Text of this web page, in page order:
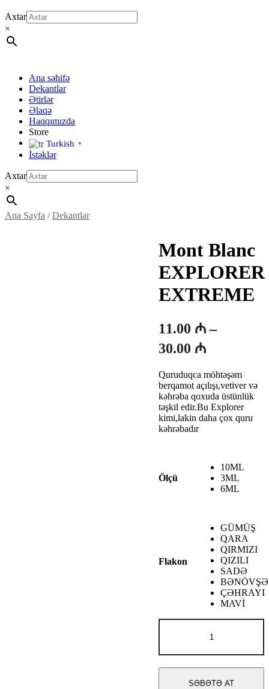
Axtar
×
Ana səhifə
Dekantlar
Ətirlər
Əlaqə
Haqqımızda
Store
Turkish ▼
İstəklər
Axtar
×
Ana Sayfa /Dekantlar
Mont Blanc
EXPLORER
EXTREME
11.00 ₼ –
30.00 ₼Fiyat
11.00 ₼
-
30.00 ₼
Quruduqca möhtəşəm
berqamot açılışı,vetiver və
kəhrəba qoxuda üstünlük
təşkil edir.Bu Explorer
kimi,lakin daha çox quru
kəhrəbadır
Ölçü
10ML
3ML
6ML
Flakon
GÜMÜŞ
QARA
QIRMIZI
QIZILI
SADƏ
BƏNÖVŞƏ
ÇƏHRAYI
MAVİ
Blanc
EXTREME
adet
SƏBƏTƏ AT